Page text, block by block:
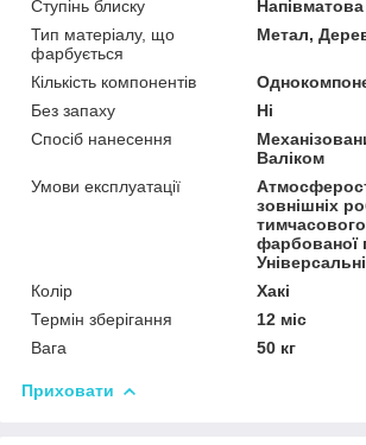
Ступінь блиску
Напівматова
Тип матеріалу, що
фарбується
Метал,
Кількість компонентів
Без запаху
Ні
Спосіб нанесення
Валіком
Умови експлуатації
зовнішніх
фарбованої
Універсальні
Колір
Хакі
Термін зберігання
12 міс
Вага
50 кг
Приховати